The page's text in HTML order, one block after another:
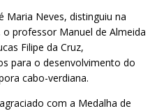
Maria Neves, distinguiu na
professor Manuel de Almeida
Filipe da Cruz,
para o desenvolvimento do
cabo-verdiana.
com a Medalha de